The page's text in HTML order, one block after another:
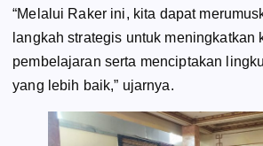
“Melalui Raker ini, kita dapat
langkah strategis untuk meningkatkan
pembelajaran serta menciptakan
yang lebih baik,” ujarnya.